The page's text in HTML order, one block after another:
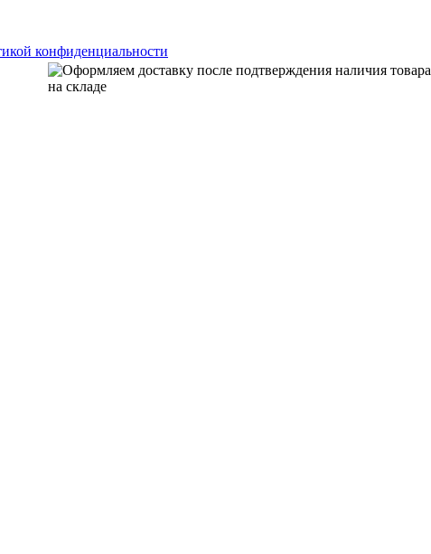
конфиденциальности
Оформляем доставку после подтверждения наличия товара
на складе